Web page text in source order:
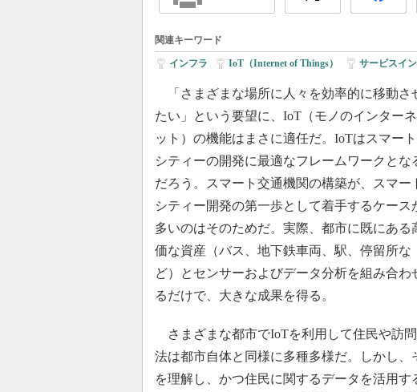
関連キーワード
インフラ IoT（Internet of Things） サービスイ
「さまざまな場所に人々を効率的に移動さ
たい」という要望に、IoT（モノのインターネ
ット）の機能はまさに適任だ。IoTはスマート
シティーの開発に最適なフレームワークとな
だろう。スマート交通機関の構築が、スマー
シティー開発の第一歩として着手するケース
多いのはそのためだ。実際、都市に既にある
価な資産（バス、地下鉄車両、駅、停留所な
ど）とセンサーおよびデータ分析を組み合わ
るだけで、大きな成果を得る。
さまざまな都市でIoTを利用して住民や訪
法は都市自体と同様に多種多様だ。しかし
を理解し、かつ住民に関するデータを活用